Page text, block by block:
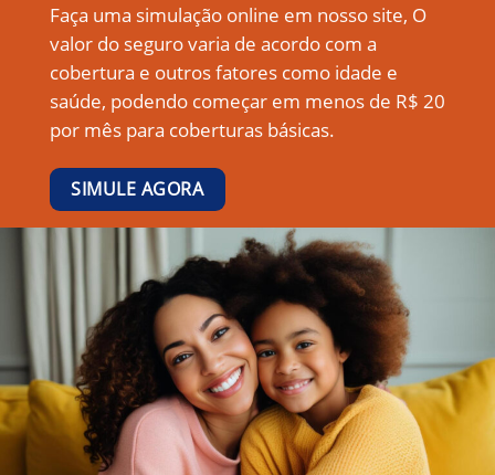
Faça uma simulação online em nosso site, O
valor do seguro varia de acordo com a
cobertura e outros fatores como idade e
saúde, podendo começar em menos de R$ 20
por mês para coberturas básicas.
SIMULE AGORA